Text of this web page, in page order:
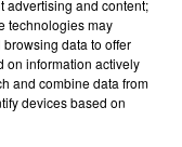
advertising and content;
technologies may
data to offer
on information actively
and combine data from
devices based on